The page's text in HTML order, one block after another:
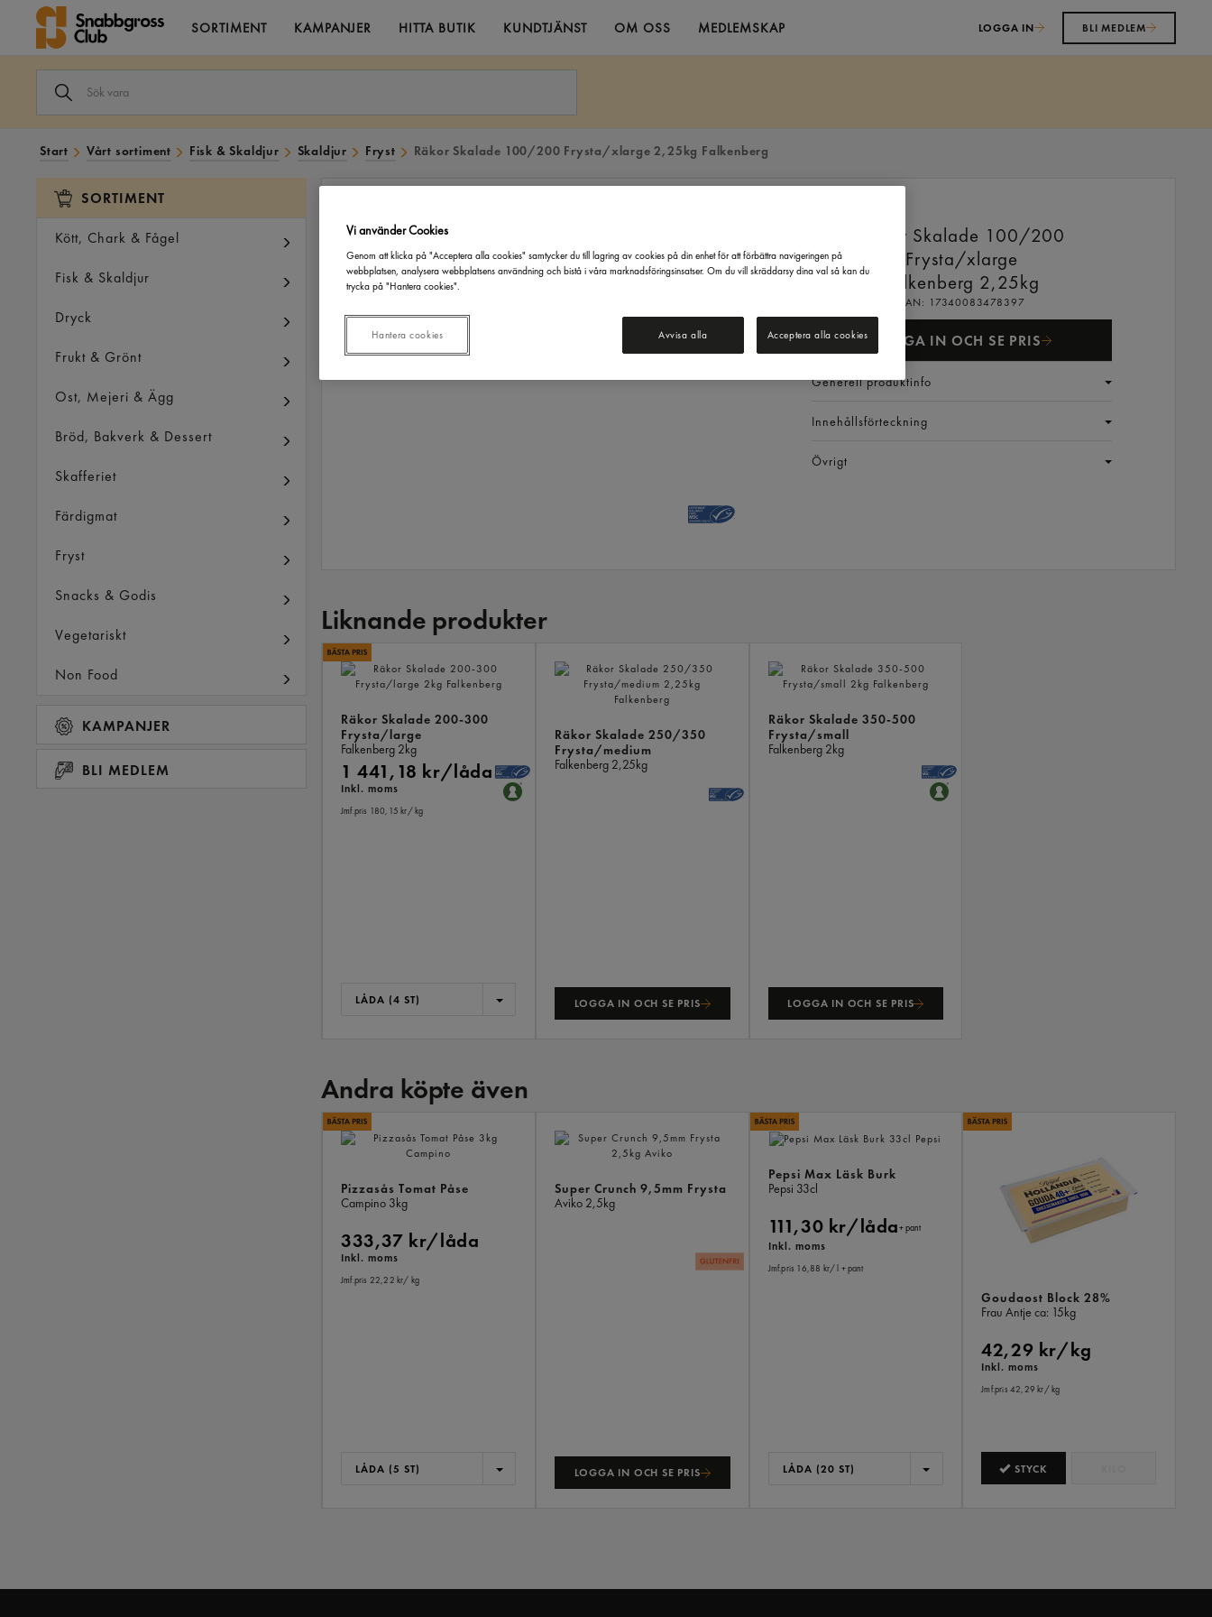
SORTIMENT KAMPANJER HITTA BUTIK KUNDTJÄNST OM OSS MEDLEMSKAP LOGGA IN BLI MEDLEM
VARA
Start Vårt sortiment Fisk & Skaldjur Skaldjur Fryst Räkor Skalade 100/200 Frysta/xlarge 2,25kg Falkenberg
SORTIMENT
Kött, Chark & Fågel
Fisk & Skaldjur
Dryck
Frukt & Grönt
Ost, Mejeri & Ägg
Bröd, Bakverk & Dessert
Skafferiet
Färdigmat
Fryst
Snacks & Godis
Vegetariskt
Non Food
KAMPANJER
BLI MEDLEM
Räkor Skalade 100/200
Frysta/xlarge
Falkenberg 2,25kg
EAN: 17340083478397
LOGGA IN OCH SE PRIS
Generell produktinfo
Innehållsförteckning
Övrigt
Liknande produkter
Räkor Skalade 200-300
Frysta/large
Falkenberg 2kg
1 441,18 kr/låda
Inkl. moms
Jmf.pris 180,15 kr/ kg
LÅDA (4 ST)
Räkor Skalade 250/350
Frysta/medium
Falkenberg 2,25kg
LOGGA IN OCH SE PRIS
Räkor Skalade 350-500
Frysta/small
Falkenberg 2kg
LOGGA IN OCH SE PRIS
Andra köpte även
Pizzasås Tomat Påse
Campino 3kg
333,37 kr/låda
Inkl. moms
Jmf.pris 22,22 kr/ kg
LÅDA (5 ST)
Super Crunch 9,5mm Frysta
Aviko 2,5kg
LOGGA IN OCH SE PRIS
Pepsi Max Läsk Burk
Pepsi 33cl
111,30 kr/låda+ pant
Inkl. moms
Jmf.pris 16,88 kr/ l + pant
LÅDA (20 ST)
Goudaost Block 28%
Frau Antjeca: 15kg
42,29 kr/kg
Inkl. moms
Jmf.pris 42,29 kr/ kg
STYCK
Vi använder Cookies
Genom att klicka på "Acceptera alla cookies" samtycker du till lagring av cookies på din enhet för att förbättra navigeringen på
webbplatsen, analysera webbplatsens användning och bistå i våra marknadsföringsinsatser. Om du vill skräddarsy dina val så kan du
trycka på "Hantera cookies".
Avvisa alla Acceptera alla cookies
Hantera cookies